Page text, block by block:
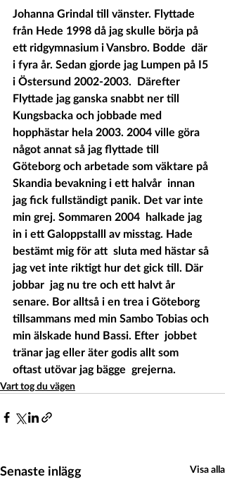
Johanna Grindal till vänster. Flyttade
från Hede 1998 då jag skulle börja på
ett ridgymnasium i Vansbro. Bodde  där
i fyra år. Sedan gjorde jag Lumpen på I5
i Östersund 2002-2003.  Därefter
Flyttade jag ganska snabbt ner till
Kungsbacka och jobbade med
hopphästar hela 2003. 2004 ville göra
något annat så jag flyttade till
Göteborg och arbetade som väktare på
Skandia bevakning i ett halvår  innan
jag fick fullständigt panik. Det var inte
min grej. Sommaren 2004  halkade jag
in i ett Galoppstalll av misstag. Hade
bestämt mig för att  sluta med hästar så
jag vet inte riktigt hur det gick till. Där
jobbar  jag nu tre och ett halvt år
senare. Bor alltså i en trea i Göteborg
tillsammans med min Sambo Tobias och
min älskade hund Bassi. Efter  jobbet
tränar jag eller äter godis allt som
oftast utövar jag bägge  grejerna.
Vart tog du vägen
Senaste inlägg Visa alla